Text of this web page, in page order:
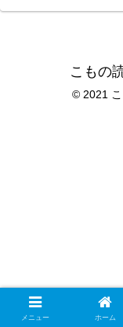
こもの
© 2021 こ
メニュー ホーム